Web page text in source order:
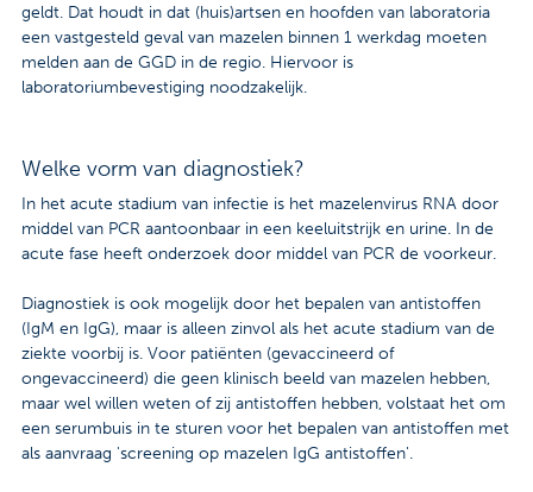
geldt. Dat houdt in dat (huis)artsen en hoofden van laboratoria
een vastgesteld geval van mazelen binnen 1 werkdag moeten
melden aan de GGD in de regio. Hiervoor is
laboratoriumbevestiging noodzakelijk.
Welke vorm van diagnostiek?
In het acute stadium van infectie is het mazelenvirus RNA door
middel van PCR aantoonbaar in een keeluitstrijk en urine. In de
acute fase heeft onderzoek door middel van PCR de voorkeur.
Diagnostiek is ook mogelijk door het bepalen van antistoffen
(IgM en IgG), maar is alleen zinvol als het acute stadium van de
ziekte voorbij is. Voor patiënten (gevaccineerd of
ongevaccineerd) die geen klinisch beeld van mazelen hebben,
maar wel willen weten of zij antistoffen hebben, volstaat het om
een serumbuis in te sturen voor het bepalen van antistoffen met
als aanvraag 'screening op mazelen IgG antistoffen'.